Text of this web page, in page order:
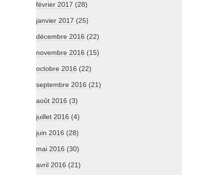
février 2017 (28)
janvier 2017 (25)
décembre 2016 (22)
novembre 2016 (15)
octobre 2016 (22)
septembre 2016 (21)
août 2016 (3)
juillet 2016 (4)
juin 2016 (28)
mai 2016 (30)
avril 2016 (21)